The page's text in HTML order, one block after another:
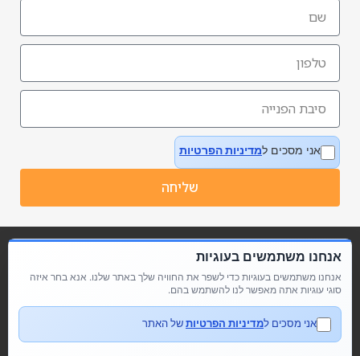
אני מסכים למדיניות הפרטיות
שליחה
אנחנו משתמשים בעוגיות
אנחנו משתמשים בעוגיות כדי לשפר את החוויה שלך באתר שלנו. אנא בחר איזה
סוגי עוגיות אתה מאפשר לנו להשתמש בהם.
אני מסכים למדיניות הפרטיותשל האתר